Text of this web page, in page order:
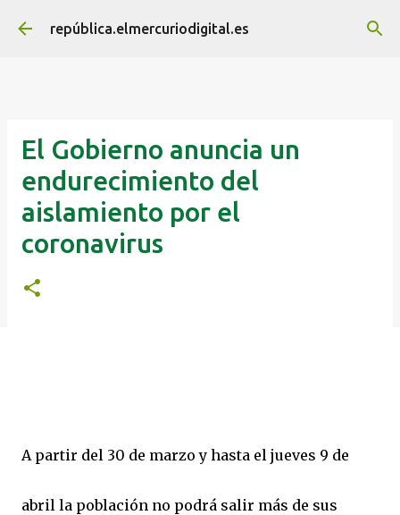
Ir al contenido principal
república.elmercuriodigital.es
El Gobierno anuncia un
endurecimiento del
aislamiento por el
coronavirus
A partir del 30 de marzo y hasta el jueves 9 de
abril la población no podrá salir más de sus